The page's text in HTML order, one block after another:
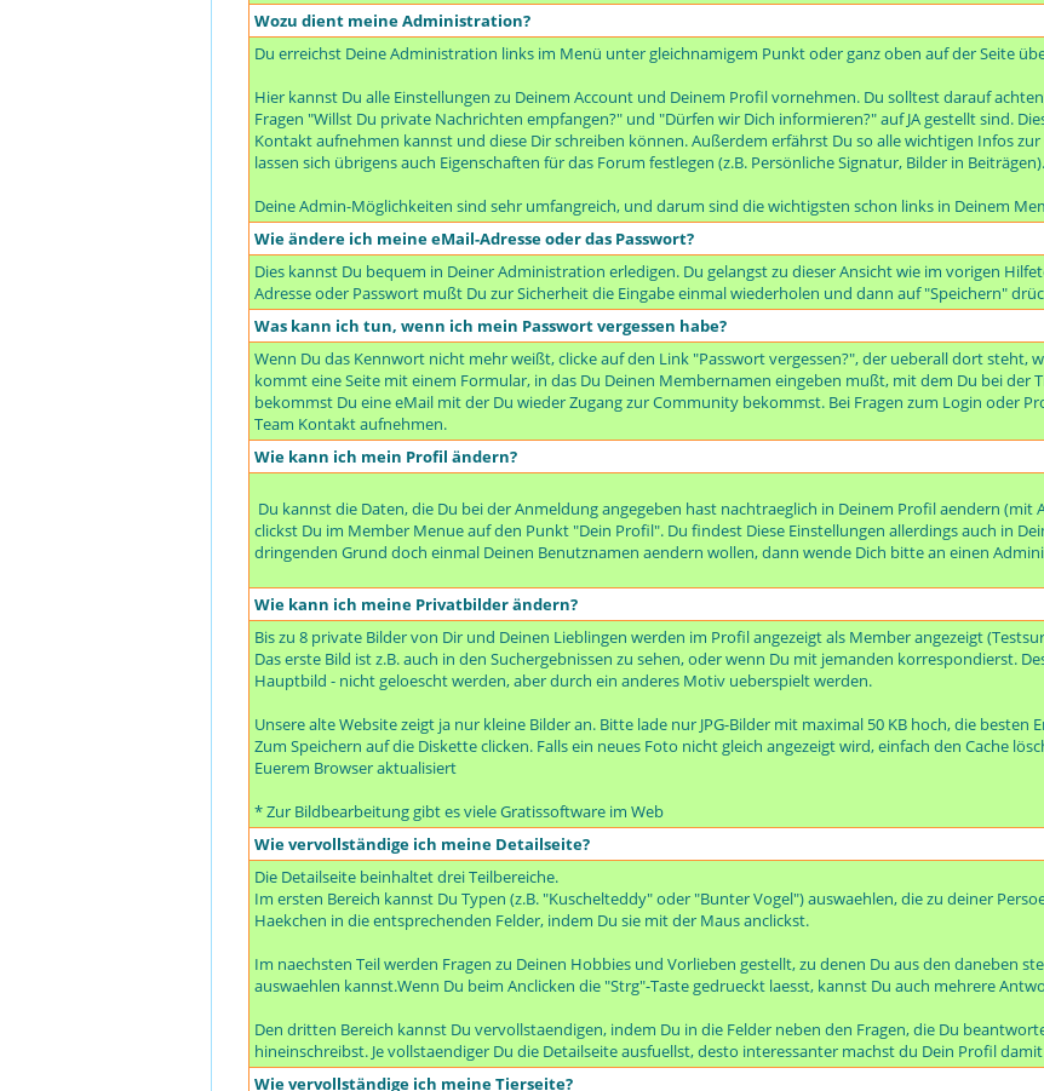
Wozu dient meine Administration?
Du erreichst Deine Administration links im Menü unter gleichnamigem Punkt oder ganz oben auf der Seite
Hier kannst Du alle Einstellungen zu Deinem Account und Deinem Profil vornehmen. Du solltest darauf
Fragen "Willst Du private Nachrichten empfangen?" und "Dürfen wir Dich informieren?" auf JA gestellt sind.
Kontakt aufnehmen kannst und diese Dir schreiben können. Außerdem erfährst Du so alle wichtigen Infos
lassen sich übrigens auch Eigenschaften für das Forum festlegen (z.B. Persönliche Signatur, Bilder in Beiträgen).
Deine Admin-Möglichkeiten sind sehr umfangreich, und darum sind die wichtigsten schon links in Deinem
Wie ändere ich meine eMail-Adresse oder das Passwort?
Dies kannst Du bequem in Deiner Administration erledigen. Du gelangst zu dieser Ansicht wie im vorigen
Adresse oder Passwort mußt Du zur Sicherheit die Eingabe einmal wiederholen und dann auf "Speichern"
Was kann ich tun, wenn ich mein Passwort vergessen habe?
Wenn Du das Kennwort nicht mehr weißt, clicke auf den Link "Passwort vergessen?", der ueberall dort steht,
kommt eine Seite mit einem Formular, in das Du Deinen Membernamen eingeben mußt, mit dem Du bei der
bekommst Du eine eMail mit der Du wieder Zugang zur Community bekommst. Bei Fragen zum Login oder
Team Kontakt aufnehmen.
Wie kann ich mein Profil ändern?
Du kannst die Daten, die Du bei der Anmeldung angegeben hast nachtraeglich in Deinem Profil aendern (mit
clickst Du im Member Menue auf den Punkt "Dein Profil". Du findest Diese Einstellungen allerdings auch in
dringenden Grund doch einmal Deinen Benutznamen aendern wollen, dann wende Dich bitte an einen
Wie kann ich meine Privatbilder ändern?
Bis zu 8 private Bilder von Dir und Deinen Lieblingen werden im Profil angezeigt als Member angezeigt
Das erste Bild ist z.B. auch in den Suchergebnissen zu sehen, oder wenn Du mit jemanden korrespondierst.
Hauptbild - nicht geloescht werden, aber durch ein anderes Motiv ueberspielt werden.
Unsere alte Website zeigt ja nur kleine Bilder an. Bitte lade nur JPG-Bilder mit maximal 50 KB hoch, die besten
Zum Speichern auf die Diskette clicken. Falls ein neues Foto nicht gleich angezeigt wird, einfach den Cache
Euerem Browser aktualisiert
* Zur Bildbearbeitung gibt es viele Gratissoftware im Web
Wie vervollständige ich meine Detailseite?
Die Detailseite beinhaltet drei Teilbereiche.
Im ersten Bereich kannst Du Typen (z.B. "Kuschelteddy" oder "Bunter Vogel") auswaehlen, die zu deiner
Haekchen in die entsprechenden Felder, indem Du sie mit der Maus anclickst.
Im naechsten Teil werden Fragen zu Deinen Hobbies und Vorlieben gestellt, zu denen Du aus den daneben
auswaehlen kannst.Wenn Du beim Anclicken die "Strg"-Taste gedrueckt laesst, kannst Du auch mehrere
Den dritten Bereich kannst Du vervollstaendigen, indem Du in die Felder neben den Fragen, die Du
hineinschreibst. Je vollstaendiger Du die Detailseite ausfuellst, desto interessanter machst du Dein Profil
Wie vervollständige ich meine Tierseite?